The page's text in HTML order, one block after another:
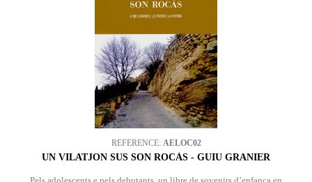
REFERENCE: AELOC02
UN VILATJON SUS SON ROCÀS - GUIU GRANIER